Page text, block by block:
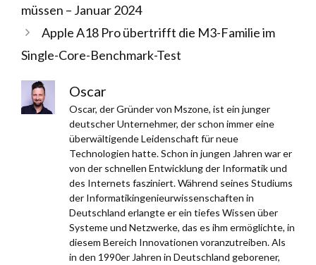
müssen – Januar 2024
Apple A18 Pro übertrifft die M3-Familie im
Single-Core-Benchmark-Test
Oscar
Oscar, der Gründer von Mszone, ist ein junger
deutscher Unternehmer, der schon immer eine
überwältigende Leidenschaft für neue
Technologien hatte. Schon in jungen Jahren war er
von der schnellen Entwicklung der Informatik und
des Internets fasziniert. Während seines Studiums
der Informatikingenieurwissenschaften in
Deutschland erlangte er ein tiefes Wissen über
Systeme und Netzwerke, das es ihm ermöglichte, in
diesem Bereich Innovationen voranzutreiben. Als
in den 1990er Jahren in Deutschland geborener,